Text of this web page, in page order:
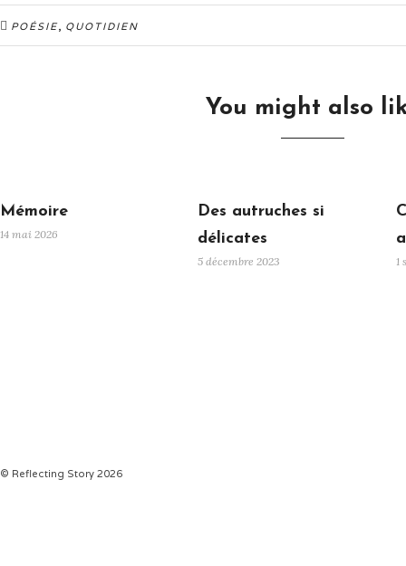
POÉSIE, QUOTIDIEN
You might also
Mémoire
14 mai 2026
Des autruches si
délicates
5 décembre 2023 1
© Reflecting Story 2026